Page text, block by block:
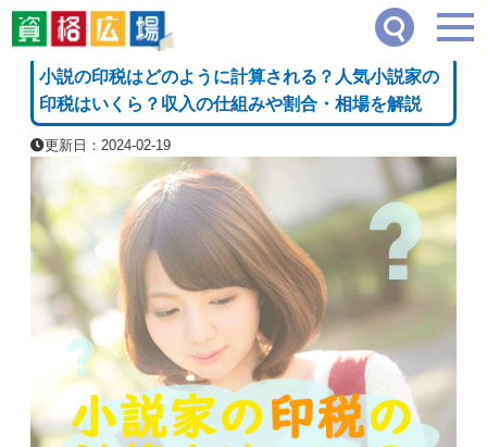
資格広場≫ その他の資格一覧・職業一覧 小説の印税はどのように計算される？
[PR]
小説の印税はどのように計算される？人気小説家の
印税はいくら？収入の仕組みや割合・相場を解説
更新日：2024-02-19